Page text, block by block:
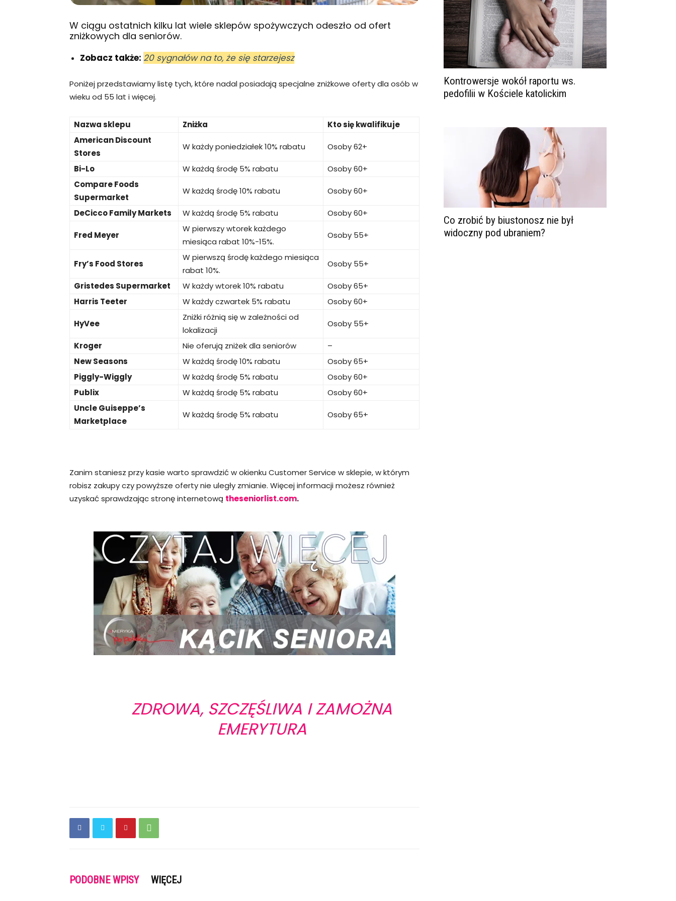
W ciągu ostatnich kilku lat wiele sklepów spożywczych odeszło od ofert
zniżkowych dla seniorów.
Zobacz także: 20 sygnałów na to, że się starzejesz
Poniżej przedstawiamy listę tych, które nadal posiadają specjalne zniżkowe oferty dla osób w
wieku od 55 lat i więcej.
Nazwa sklepu Zniżka
Kto się kwalifikuje
American Discount
Stores
W każdy poniedziałek 10% rabatu Osoby 62+
Bi-Lo W każdą środę 5% rabatu
Osoby 60+
Compare Foods
Supermarket
W każdą środę 10% rabatu Osoby 60+
DeCicco Family Markets W każdą środę 5% rabatu Osoby 60+
Fred Meyer
W pierwszy wtorek każdego
miesiąca rabat 10%-15%.
Osoby 55+
Fry’s Food Stores
W pierwszą środę każdego miesiąca
rabat 10%.
Osoby 55+
Gristedes Supermarket W każdy wtorek 10% rabatu
Osoby 65+
Harris Teeter
W każdy czwartek 5% rabatu Osoby 60+
HyVee
Zniżki różnią się w zależności od
lokalizacji
Osoby 55+
Kroger Nie oferują zniżek dla seniorów
–
New Seasons
W każdą środę 10% rabatu
Osoby 65+
Piggly-Wiggly
W każdą środę 5% rabatu
Osoby 60+
Publix
W każdą środę 5% rabatu
Osoby 60+
Uncle Guiseppe’s
Marketplace
W każdą środę 5% rabatu Osoby 65+
Zanim staniesz przy kasie warto sprawdzić w okienku Customer Service w sklepie, w którym
robisz zakupy czy powyższe oferty nie uległy zmianie. Więcej informacji możesz również
uzyskać sprawdzając stronę internetową theseniorlist.com.
ZDROWA, SZCZĘŚLIWA I ZAMOŻNA
EMERYTURA
PODOBNE WPISY WIĘCEJ
Kontrowersje wokół raportu ws.
pedofilii w Kościele katolickim
Co zrobić by biustonosz nie był
widoczny pod ubraniem?